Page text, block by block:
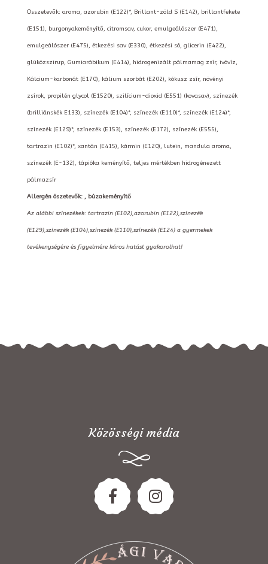
Összetevők: aroma, azorubin (E122)*, Brillant-zöld S (E142), brillantfekete
(E151), burgonyakeményítő, citromsav, cukor, emulgeálószer (E471),
emulgeálószer (E475), étkezési sav (E330), étkezési só, glicerin (E422),
glükózszirup, Gumiarábikum (E414), hidrogenizált pálmamag zsír, ivóvíz,
Kálcium-karbonát (E170), kálium szorbát (E202), kókusz zsír, növényi
zsírok, propilén glycol (E1520), szilícium-dioxid (E551) (kovasav), színezék
(brilliánskék E133), színezék (E104)*, színezék (E110)*, színezék (E124)*,
színezék (E129)*, színezék (E153), színezék (E172), színezék (E555),
tartrazin (E102)*, xantán (E415), kármin (E120), lutein, mandula aroma,
színezék (E-132), tápióka keményítő, teljes mértékben hidrogénezett
pálmazsír
Allergén öszetevők: , búzakeményítő
Az alábbi színezékek: tartrazin (E102),azorubin (E122),színezék
(E129),színezék (E104),színezék (E110),színezék (E124) a gyermekek
tevékenységére és figyelmére káros hatást gyakorolhat!
Közösségi média